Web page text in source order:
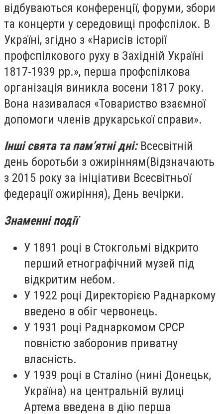
відбуваються конференції, форуми, збори
та концерти у середовищі профспілок. В
Україні, згідно з «Нарисів історії
профспілкового руху в Західній Україні
1817-1939 рр.», перша профспілкова
організація виникла восени 1817 року.
Вона називалася «Товариство взаємної
допомоги членів друкарської справи».
Інші свята та пам’ятні дні:Всесвітній
день боротьби з ожирінням(Відзначають
з 2015 року за ініціативи Всесвітньої
федерації ожиріння), День вечірки.
Знаменні події
У 1891 році в Стокгольмі відкрито
перший етнографічний музей під
відкритим небом.
У 1922 році Директорією Раднаркому
введено в обіг червонець.
У 1931 році Раднаркомом СРСР
повністю заборонив приватну
власність.
У 1939 році в Сталіно (нині Донецьк,
Україна) на центральній вулиці
Артема введена в дію перша